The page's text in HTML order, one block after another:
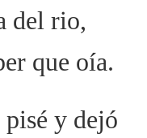
del rio,
que oía.
y dejó